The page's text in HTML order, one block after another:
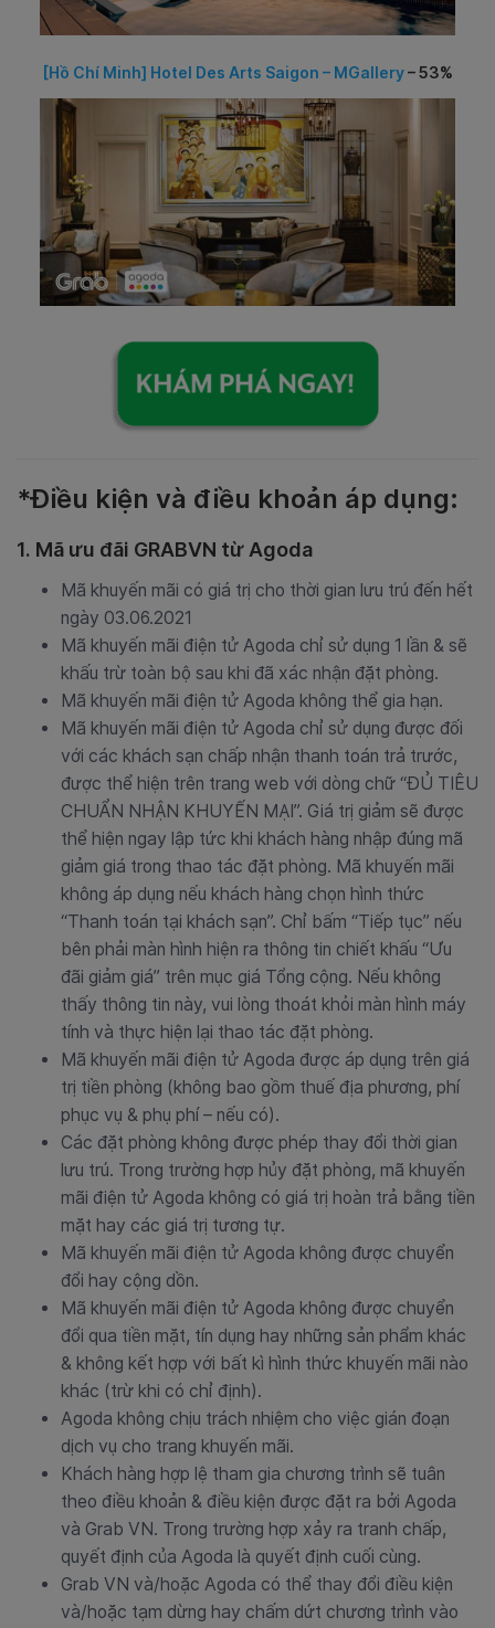
[Hồ Chí Minh] Hotel Des Arts Saigon – MGallery– 53%
*Điều kiện và điều khoản áp dụng:
1. Mã ưu đãi GRABVN từ Agoda
Mã khuyến mãi có giá trị cho thời gian lưu trú đến hết
ngày 03.06.2021
Mã khuyến mãi điện tử Agoda chỉ sử dụng 1 lần & sẽ
khấu trừ toàn bộ sau khi đã xác nhận đặt phòng.
Mã khuyến mãi điện tử Agoda không thể gia hạn.
Mã khuyến mãi điện tử Agoda chỉ sử dụng được đối
với các khách sạn chấp nhận thanh toán trả trước,
được thể hiện trên trang web với dòng chữ “ĐỦ TIÊU
CHUẨN NHẬN KHUYẾN MẠI”. Giá trị giảm sẽ được
thể hiện ngay lập tức khi khách hàng nhập đúng mã
giảm giá trong thao tác đặt phòng. Mã khuyến mãi
không áp dụng nếu khách hàng chọn hình thức
“Thanh toán tại khách sạn”. Chỉ bấm “Tiếp tục” nếu
bên phải màn hình hiện ra thông tin chiết khấu “Ưu
đãi giảm giá” trên mục giá Tổng cộng. Nếu không
thấy thông tin này, vui lòng thoát khỏi màn hình máy
tính và thực hiện lại thao tác đặt phòng.
Mã khuyến mãi điện tử Agoda được áp dụng trên giá
trị tiền phòng (không bao gồm thuế địa phương, phí
phục vụ & phụ phí – nếu có).
Các đặt phòng không được phép thay đổi thời gian
lưu trú. Trong trường hợp hủy đặt phòng, mã khuyến
mãi điện tử Agoda không có giá trị hoàn trả bằng tiền
mặt hay các giá trị tương tự.
Mã khuyến mãi điện tử Agoda không được chuyển
đổi hay cộng dồn.
Mã khuyến mãi điện tử Agoda không được chuyển
đổi qua tiền mặt, tín dụng hay những sản phẩm khác
& không kết hợp với bất kì hình thức khuyến mãi nào
khác (trừ khi có chỉ định).
Agoda không chịu trách nhiệm cho việc gián đoạn
dịch vụ cho trang khuyến mãi.
Khách hàng hợp lệ tham gia chương trình sẽ tuân
theo điều khoản & điều kiện được đặt ra bởi Agoda
và Grab VN. Trong trường hợp xảy ra tranh chấp,
quyết định của Agoda là quyết định cuối cùng.
Grab VN và/hoặc Agoda có thể thay đổi điều kiện
và/hoặc tạm dừng hay chấm dứt chương trình vào